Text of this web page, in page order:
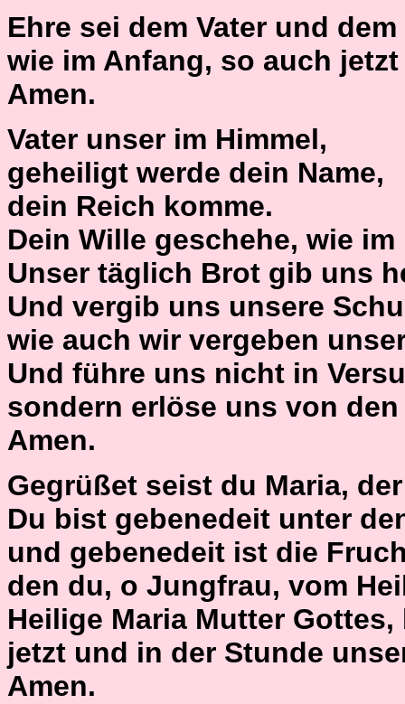
Ehre sei dem Vater und
wie im Anfang, so auch
Amen.
Vater unser im Himmel,
geheiligt werde dein Name,
dein Reich komme.
Dein Wille geschehe, wie
Unser täglich Brot gib uns
Und vergib uns unsere
wie auch wir vergeben
Und führe uns nicht in
sondern erlöse uns von
Amen.
Gegrüßet seist du Maria,
Du bist gebenedeit unter
und gebenedeit ist die
den du, o Jungfrau, vom
Heilige Maria Mutter
jetzt und in der Stunde
Amen.